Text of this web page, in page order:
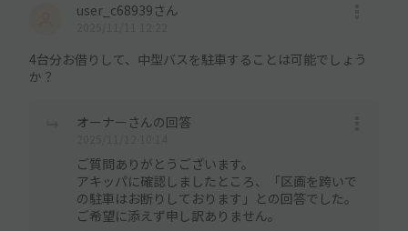
user_c68939さん
4台分お借りして、中型バスを駐車することは可能でしょう
か？
オーナーさんの回答
ご質問ありがとうございます。
アキッパに確認しましたところ、「区画を跨いで
の駐車はお断りしております」との回答でした。
ご希望に添えず申し訳ありません。